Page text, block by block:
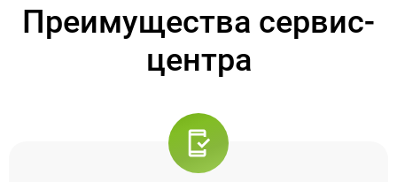
Преимущества сервис-
центра